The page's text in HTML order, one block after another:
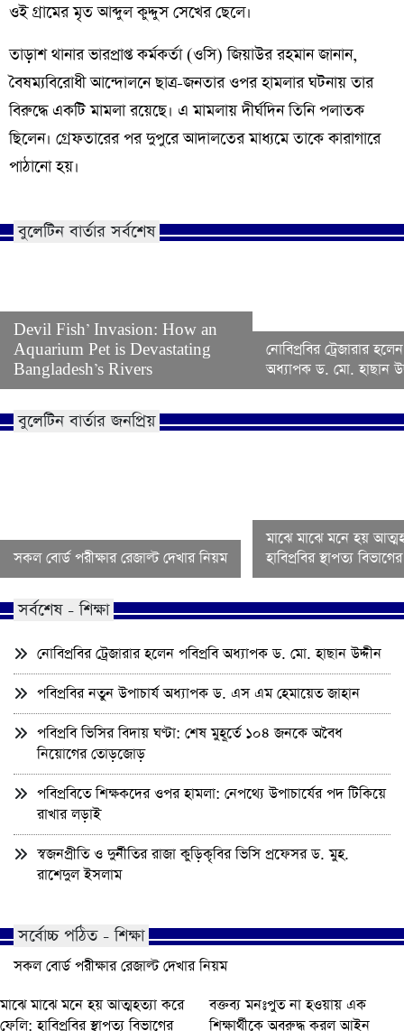
ওই গ্রামের মৃত আব্দুল কুদ্দুস সেখের ছেলে।
তাড়াশ থানার ভারপ্রাপ্ত কর্মকর্তা (ওসি) জিয়াউর রহমান জানান,
বৈষম্যবিরোধী আন্দোলনে ছাত্র-জনতার ওপর হামলার ঘটনায় তার
বিরুদ্ধে একটি মামলা রয়েছে। এ মামলায় দীর্ঘদিন তিনি পলাতক
ছিলেন। গ্রেফতারের পর দুপুরে আদালতের মাধ্যমে তাকে কারাগারে
পাঠানো হয়।
বুলেটিন বার্তার সর্বশেষ
Devil Fish’ Invasion: How an
Aquarium Pet is Devastating
Bangladesh’s Rivers
নোবিপ্রবির ট্রেজারার
অধ্যাপক ড. মো. হাছান
বুলেটিন বার্তার জনপ্রিয়
সকল বোর্ড পরীক্ষার রেজাল্ট দেখার নিয়ম
মাঝে মাঝে মনে হয়
হাবিপ্রবির স্থাপত্য
সর্বশেষ - শিক্ষা
নোবিপ্রবির ট্রেজারার হলেন পবিপ্রবি অধ্যাপক ড. মো. হাছান উদ্দীন
পবিপ্রবির নতুন উপাচার্য অধ্যাপক ড. এস এম হেমায়েত জাহান
পবিপ্রবি ভিসির বিদায় ঘণ্টা: শেষ মুহূর্তে ১০৪ জনকে অবৈধ
নিয়োগের তোড়জোড়
পবিপ্রবিতে শিক্ষকদের ওপর হামলা: নেপথ্যে উপাচার্যের পদ টিকিয়ে
রাখার লড়াই
স্বজনপ্রীতি ও দুর্নীতির রাজা কুড়িকৃবির ভিসি প্রফেসর ড. মুহ.
রাশেদুল ইসলাম
সর্বোচ্চ পঠিত - শিক্ষা
সকল বোর্ড পরীক্ষার রেজাল্ট দেখার নিয়ম
মাঝে মাঝে মনে হয় আত্মহত্যা করে
ফেলি: হাবিপ্রবির স্থাপত্য বিভাগের
বক্তব্য মনঃপুত না হওয়ায় এক
শিক্ষার্থীকে অবরুদ্ধ করল আইন